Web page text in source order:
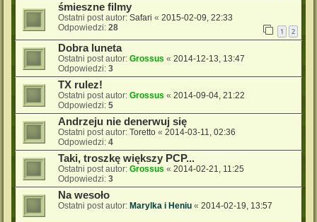
śmieszne filmy
Ostatni post autor: Safari « 2015-02-09, 22:33
Odpowiedzi: 28 1 2
Dobra luneta
Ostatni post autor: Grossus « 2014-12-13, 13:47
Odpowiedzi: 3
TX rulez!
Ostatni post autor: Grossus « 2014-09-04, 21:22
Odpowiedzi: 5
Andrzeju nie denerwuj się
Ostatni post autor: Toretto « 2014-03-11, 02:36
Odpowiedzi: 4
Taki, troszkę większy PCP...
Ostatni post autor: Grossus « 2014-02-21, 11:25
Odpowiedzi: 3
Na wesoło
Ostatni post autor: Marylka i Heniu « 2014-02-19, 13:57